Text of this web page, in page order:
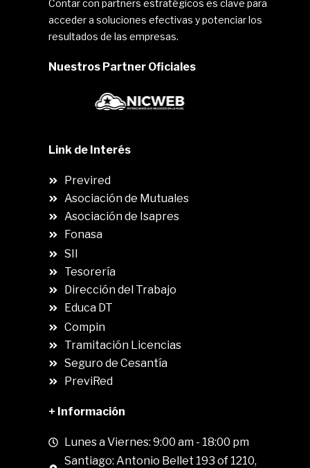
Contar con partners estratégicos es clave para
acceder a soluciones efectivas y potenciar los
resultados de las empresas.
Nuestros Partner Oficiales
Link de Interés
Previred
Asociación de Mutuales
Asociación de Isapres
Fonasa
SII
Tesorería
Dirección del Trabajo
Educa DT
Compin
Tramitación Licencias
Seguro de Cesantía
PreviRed
+ Información
Lunes a Viernes: 9:00 am - 18:00 pm
Santiago: Antonio Bellet 193 of 1210,